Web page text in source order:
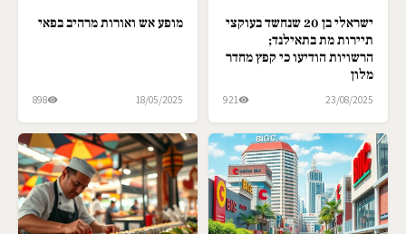
ישראלי בן 20 שנחשד בעוקצי
תיירות מת בתאילנד;
הרשויות הודיעו כי קפץ מחדר
מלון
23/08/2025
921
מופע אש ואורות מרהיב בפאי
18/05/2025
898